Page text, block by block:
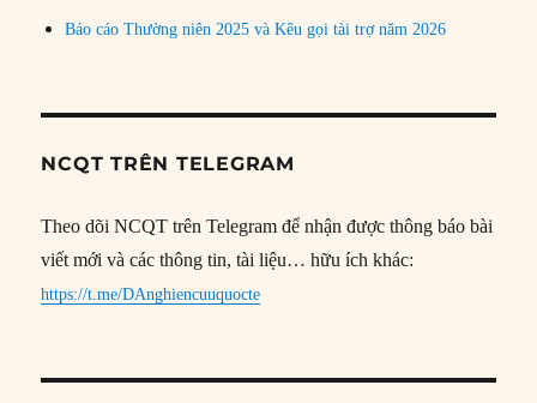
Báo cáo Thường niên 2025 và Kêu gọi tài trợ năm 2026
NCQT TRÊN TELEGRAM
Theo dõi NCQT trên Telegram để nhận được thông báo bài
viết mới và các thông tin, tài liệu… hữu ích khác:
https://t.me/DAnghiencuuquocte